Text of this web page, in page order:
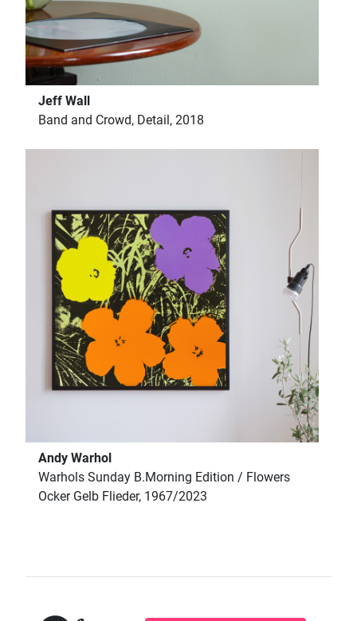
Jeff Wall
Band and Crowd, Detail, 2018
Andy Warhol
Warhols Sunday B.Morning Edition / Flowers
Ocker Gelb Flieder, 1967/2023